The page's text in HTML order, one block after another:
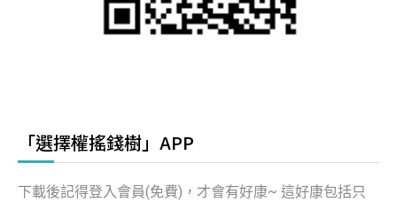
「選擇權搖錢樹」APP
下載後記得登入會員(免費)，才會有好康~ 這好康包括只